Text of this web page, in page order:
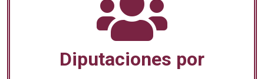
Diputaciones por